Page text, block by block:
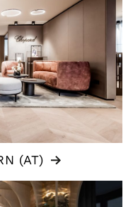
(AT)